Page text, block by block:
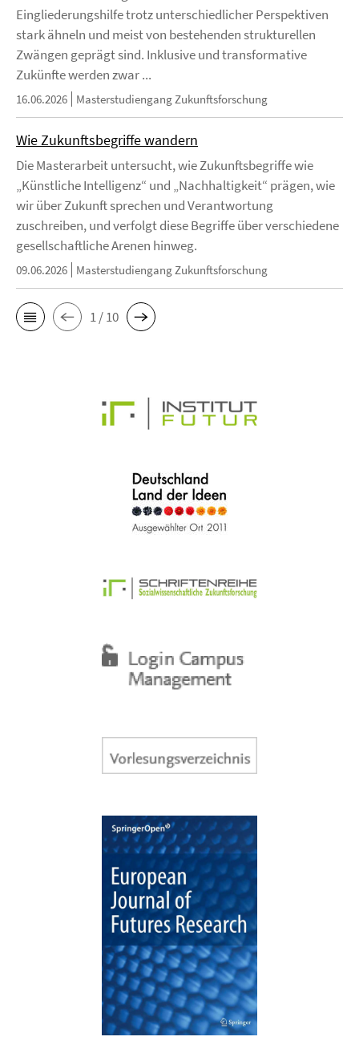
Eingliederungshilfe trotz unterschiedlicher Perspektiven
stark ähneln und meist von bestehenden strukturellen
Zwängen geprägt sind. Inklusive und transformative
Zukünfte werden zwar ...
16.06.2026 Masterstudiengang Zukunftsforschung
Wie Zukunftsbegriffe wandern
Die Masterarbeit untersucht, wie Zukunftsbegriffe wie
„Künstliche Intelligenz“ und „Nachhaltigkeit“ prägen, wie
wir über Zukunft sprechen und Verantwortung
zuschreiben, und verfolgt diese Begriffe über verschiedene
gesellschaftliche Arenen hinweg.
09.06.2026 Masterstudiengang Zukunftsforschung
1 / 10